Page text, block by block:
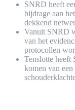
SNRD heeft
bijdrage aan
dekkend
Vanuit SNRD
van het
protocollen
Tenslotte heeft
komen van